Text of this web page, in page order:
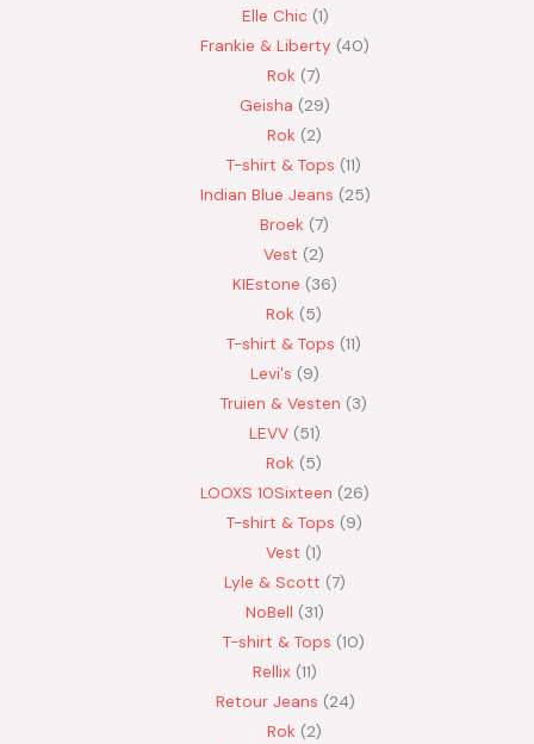
Elle Chic 1
Frankie & Liberty 40
Rok 7
Geisha
29
Rok 2
T-shirt & Tops 11
Indian Blue Jeans 25
Broek 7
Vest
2
KIEstone
36
Rok 5
T-shirt & Tops 11
Levi's
9
Truien & Vesten
3
LEVV 51
Rok 5
LOOXS 10Sixteen
26
T-shirt & Tops 9
Vest 1
Lyle & Scott 7
NoBell
31
T-shirt & Tops 10
Rellix 11
Retour Jeans 24
Rok 2